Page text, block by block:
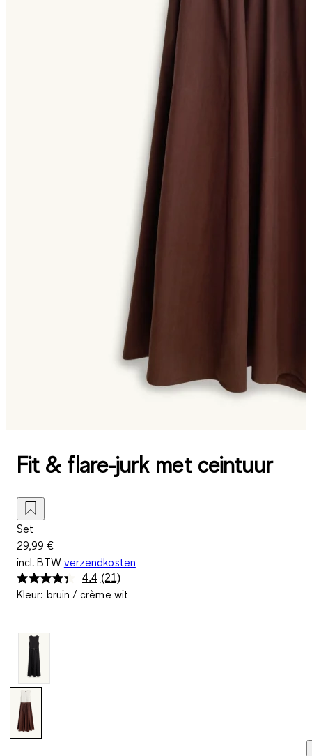
Fit & flare-jurk met ceintuur
Set
29,99 €
incl. BTW verzendkosten
4.4 Lees
21
(21)
Kleur: bruin / crème wit